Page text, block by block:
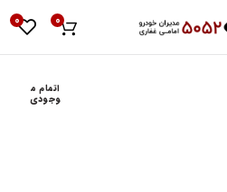
0
0
اتمام م
وجودی